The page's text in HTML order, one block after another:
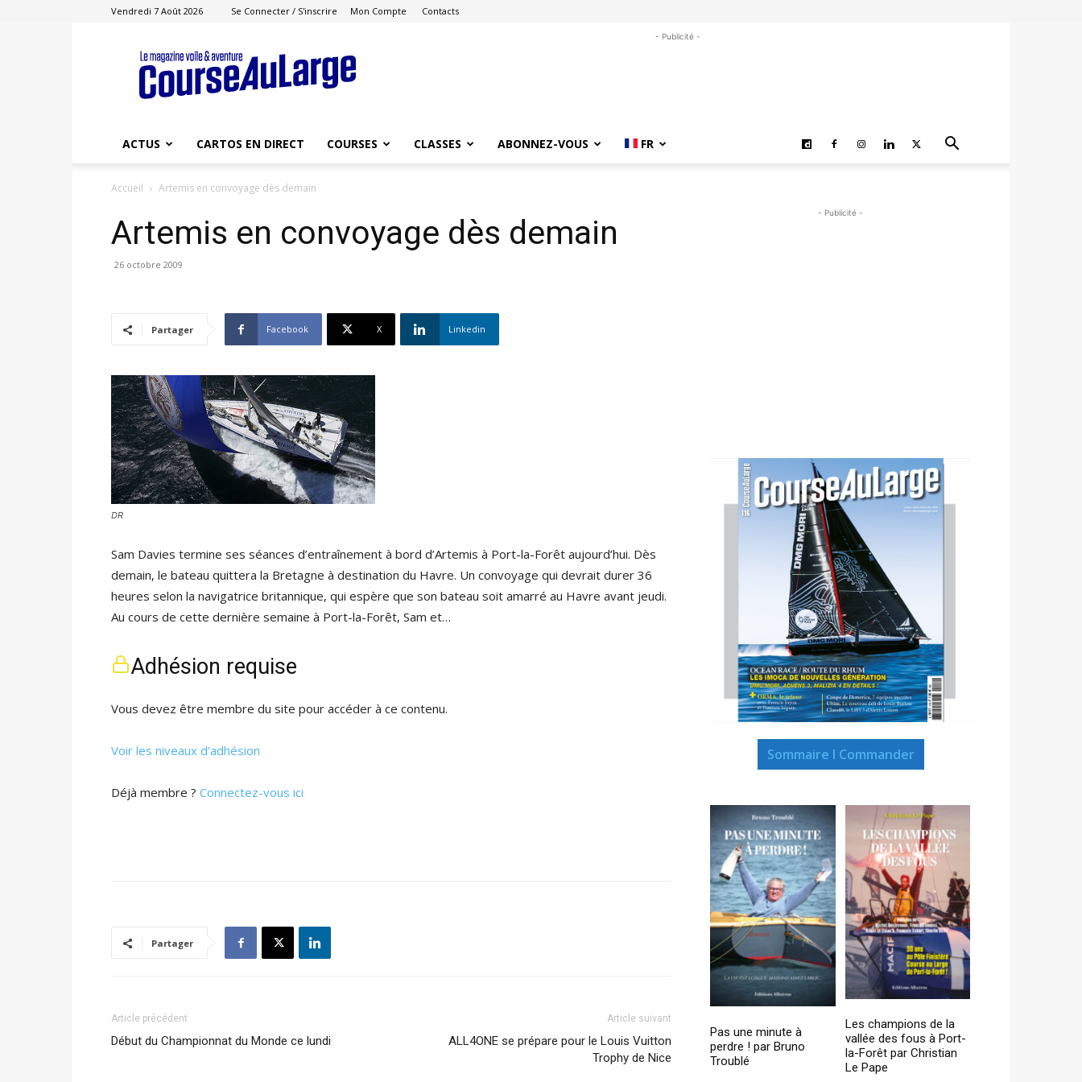
Vendredi 7 Août 2026 Se Connecter / S'inscrire Mon Compte Contacts
Course
au
Large
- Publicité -
ACTUS CARTOS EN DIRECT COURSES CLASSES ABONNEZ-VOUS FR
Accueil Artemis en convoyage dès demain
Artemis en convoyage dès demain
26 octobre 2009
Partager Facebook X Linkedin
DR
Sam Davies termine ses séances d’entraînement à bord d’Artemis à Port-la-Forêt aujourd’hui. Dès
demain, le bateau quittera la Bretagne à destination du Havre. Un convoyage qui devrait durer 36
heures selon la navigatrice britannique, qui espère que son bateau soit amarré au Havre avant jeudi.
Au cours de cette dernière semaine à Port-la-Forêt, Sam et…
Adhésion requise
Vous devez être membre du site pour accéder à ce contenu.
Voir les niveaux d’adhésion
Déjà membre ? Connectez-vous ici
Partager
Article précédent
Début du Championnat du Monde ce lundi
Article suivant
ALL4ONE se prépare pour le Louis Vuitton
Trophy de Nice
- Publicité -
Sommaire I Commander
Pas une minute à
perdre ! par Bruno
Troublé
Les champions de la
vallée des fous à Port-
la-Forêt par Christian
Le Pape